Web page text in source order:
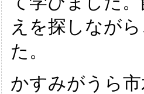
えを探しなが
た。
かすみがうら